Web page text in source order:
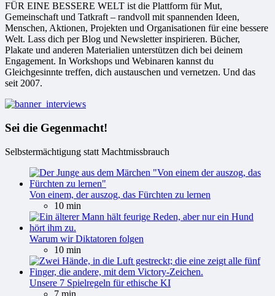
FÜR EINE BESSERE WELT ist die Plattform für Mut,
Gemeinschaft und Tatkraft – randvoll mit spannenden Ideen,
Menschen, Aktionen, Projekten und Organisationen für eine bessere
Welt. Lass dich per Blog und Newsletter inspirieren. Bücher,
Plakate und anderen Materialien unterstützen dich bei deinem
Engagement. In Workshops und Webinaren kannst du
Gleichgesinnte treffen, dich austauschen und vernetzen. Und das
seit 2007.
Sei die Gegenmacht!
Selbstermächtigung statt Machtmissbrauch
Von einem, der auszog, das Fürchten zu lernen
10 min
Warum wir Diktatoren folgen
10 min
Unsere 7 Spielregeln für ethische KI
7 min